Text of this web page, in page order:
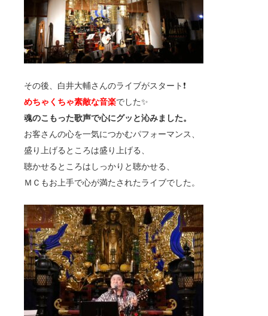
その後、白井大輔さんのライブがスタート❗️
めちゃくちゃ素敵な音楽でした✨
魂のこもった歌声で心にグッと沁みました。
お客さんの心を一気につかむパフォーマンス、
盛り上げるところは盛り上げる、
聴かせるところはしっかりと聴かせる、
ＭＣもお上手で心が満たされたライブでした。